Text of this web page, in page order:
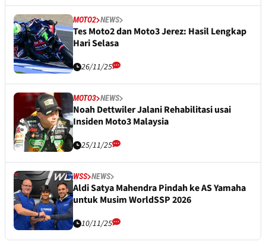
MOTO2 NEWS
Tes Moto2 dan Moto3 Jerez: Hasil Lengkap
Hari Selasa
26/11/25
MOTO3 NEWS
Noah Dettwiler Jalani Rehabilitasi usai
Insiden Moto3 Malaysia
25/11/25
WSS NEWS
Aldi Satya Mahendra Pindah ke AS Yamaha
untuk Musim WorldSSP 2026
10/11/25